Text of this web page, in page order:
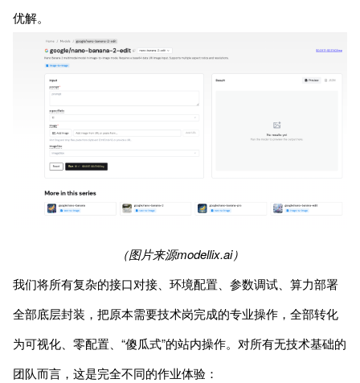
优解。
（图片来源modellix.ai）
我们将所有复杂的接口对接、环境配置、参数调试、算力部署
全部底层封装，把原本需要技术岗完成的专业操作，全部转化
为可视化、零配置、“傻瓜式”的站内操作。对所有无技术基础的
团队而言，这是完全不同的作业体验：